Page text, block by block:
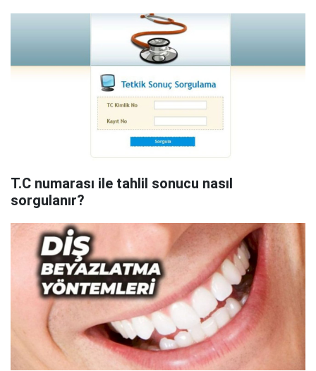
T.C numarası ile tahlil sonucu nasıl
sorgulanır?